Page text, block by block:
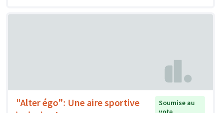
"Alter égo": Une aire sportive
Soumise au